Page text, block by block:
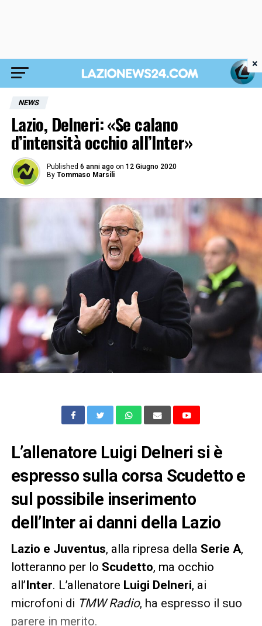
NEWS
Lazio, Delneri: «Se calano
d’intensità occhio all’Inter»
Published 6 anni ago on 12 Giugno 2020
By Tommaso Marsili
L’allenatore Luigi Delneri si è
espresso sulla corsa Scudetto e
sul possibile inserimento
dell’Inter ai danni della Lazio
Lazio e Juventus, alla ripresa della Serie A,
lotteranno per lo Scudetto, ma occhio
all’Inter. L’allenatore Luigi Delneri, ai
microfoni di TMW Radio, ha espresso il suo
parere in merito.
×